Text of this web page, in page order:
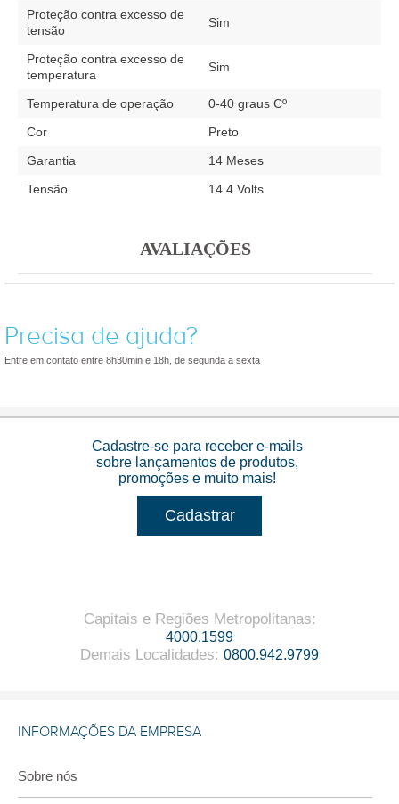
Proteção contra excesso de
tensão
Sim
Proteção contra excesso de
temperatura
Sim
Temperatura de operação
0-40 graus Cº
Cor
Preto
Garantia
14 Meses
Tensão
14.4 Volts
AVALIAÇÕES
Precisa de ajuda?
Entre em contato entre 8h30min e 18h, de segunda a sexta
Cadastre-se para receber e-mails
sobre lançamentos de produtos,
promoções e muito mais!
Cadastrar
Capitais e Regiões Metropolitanas:
4000.1599
Demais Localidades: 0800.942.9799
INFORMAÇÕES DA EMPRESA
Sobre nós